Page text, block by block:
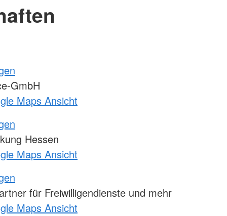
GmbH
Maps Ansicht
Hessen
Maps Ansicht
für Freiwilligendienste und mehr
Maps Ansicht